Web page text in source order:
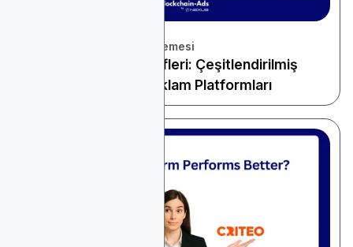
Platform ve Araçlar İncelemesi
Google Ads Alternatifleri: Çeşitlendirilmiş
Büyüme için En İyi Reklam Platformları